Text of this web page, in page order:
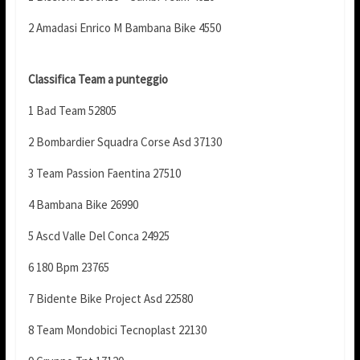
2 Amadasi Enrico M Bambana Bike 4550
Classifica Team a punteggio
1 Bad Team 52805
2 Bombardier Squadra Corse Asd 37130
3 Team Passion Faentina 27510
4 Bambana Bike 26990
5 Ascd Valle Del Conca 24925
6 180 Bpm 23765
7 Bidente Bike Project Asd 22580
8 Team Mondobici Tecnoplast 22130